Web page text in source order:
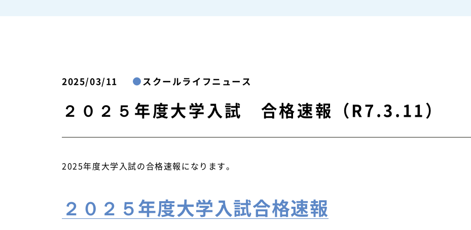
2025/03/11 スクールライフニュース
２０２５年度大学入試 合格速報（R7.3.11）
2025年度大学入試の合格速報になります。
２０２５年度大学入試合格速報